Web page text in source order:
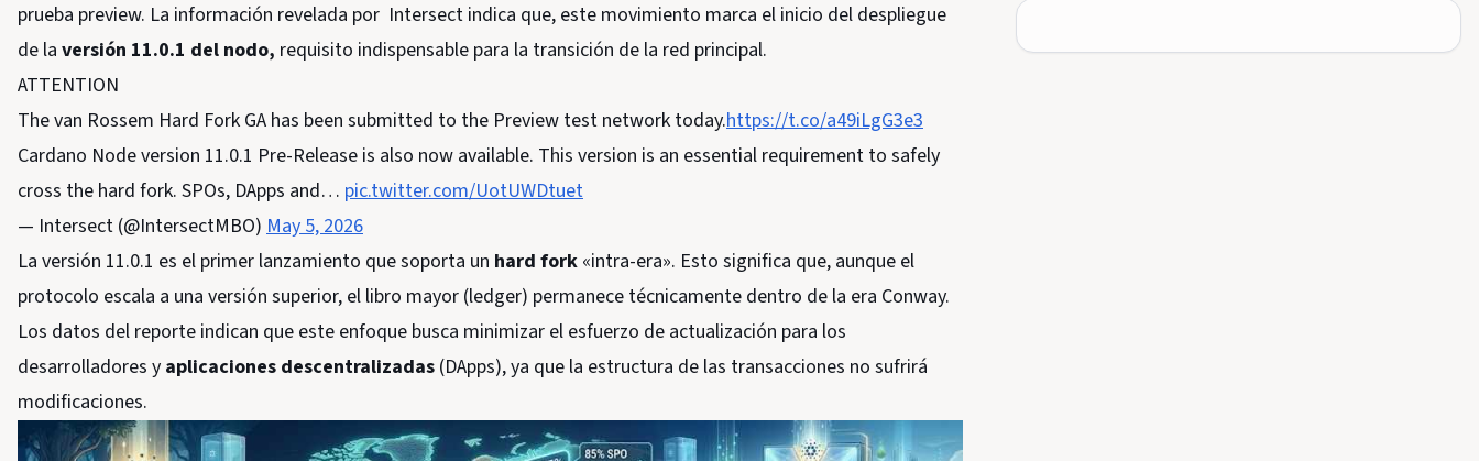
prueba preview. La información revelada por Intersect indica que, este movimiento marca el inicio del despliegue
de la versión 11.0.1 del nodo, requisito indispensable para la transición de la red principal.
ATTENTION
The van Rossem Hard Fork GA has been submitted to the Preview test network today.https://t.co/a49iLgG3e3
Cardano Node version 11.0.1 Pre-Release is also now available. This version is an essential requirement to safely
cross the hard fork. SPOs, DApps and… pic.twitter.com/UotUWDtuet
— Intersect (@IntersectMBO) May 5, 2026
La versión 11.0.1 es el primer lanzamiento que soporta un hard fork «intra-era». Esto significa que, aunque el
protocolo escala a una versión superior, el libro mayor (ledger) permanece técnicamente dentro de la era Conway.
Los datos del reporte indican que este enfoque busca minimizar el esfuerzo de actualización para los
desarrolladores y aplicaciones descentralizadas (DApps), ya que la estructura de las transacciones no sufrirá
modificaciones.